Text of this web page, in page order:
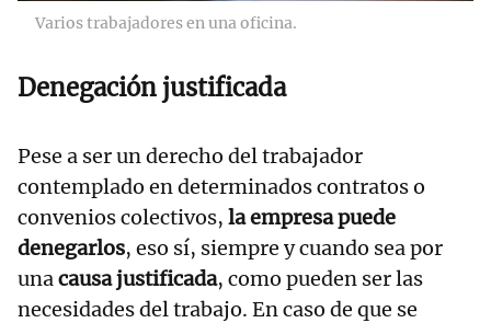
Varios trabajadores en una oficina.
Denegación justificada
Pese a ser un derecho del trabajador
contemplado en determinados contratos o
convenios colectivos, la empresa puede
denegarlos, eso sí, siempre y cuando sea por
unacausa justificada, como pueden ser las
necesidades del trabajo. En caso de que se